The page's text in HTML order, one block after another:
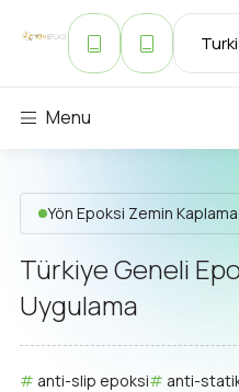
Menu
Yön Epoksi Zemin Kaplama
Türkiye Geneli
Uygulama
anti-slip epoksi anti-